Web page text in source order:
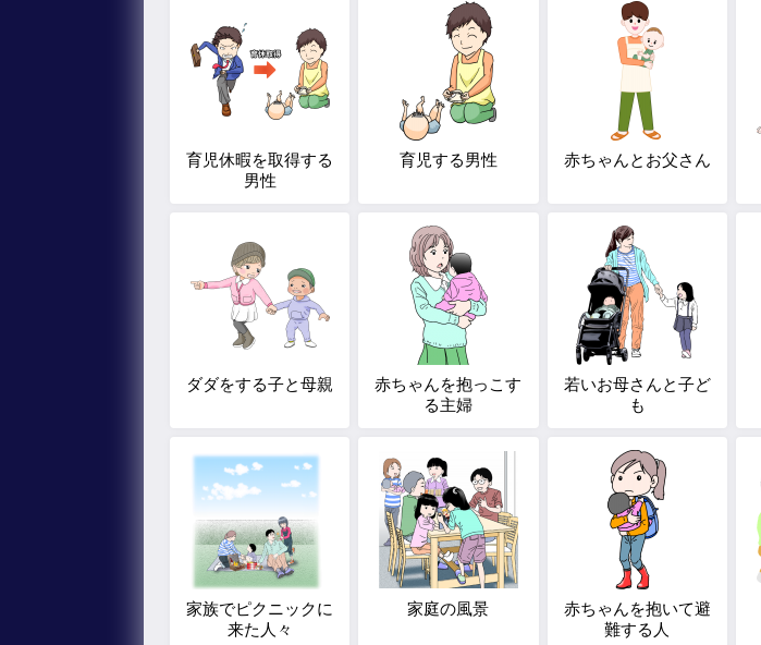
育児休暇を取得する
男性
育児する男性 赤ちゃんとお父さん
ダダをする子と母親
赤ちゃんを抱っこす
る主婦
若いお母さんと子ど
も
家族でピクニックに
来た人々
家庭の風景
赤ちゃんを抱いて避
難する人